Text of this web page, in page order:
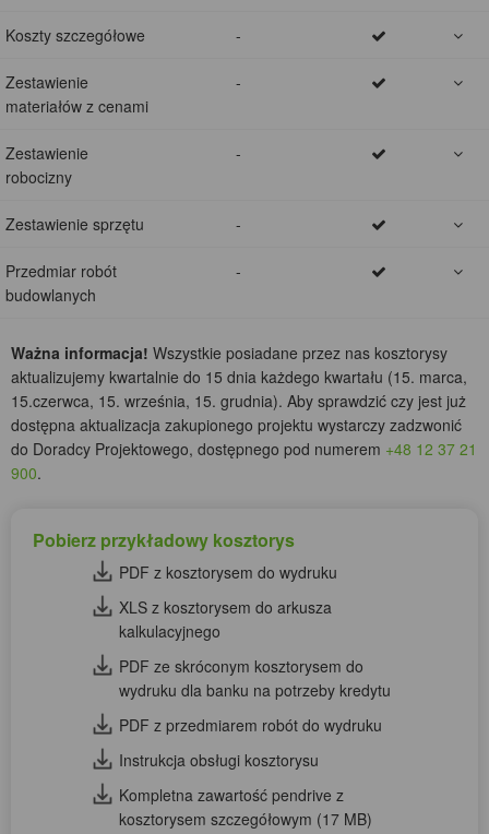
Koszty szczegółowe -
Zestawienie
materiałów z cenami
-
Zestawienie
robocizny
-
Zestawienie sprzętu -
Przedmiar robót
budowlanych
-
Ważna informacja! Wszystkie posiadane przez nas kosztorysy
aktualizujemy kwartalnie do 15 dnia każdego kwartału (15. marca,
15.czerwca, 15. września, 15. grudnia). Aby sprawdzić czy jest już
dostępna aktualizacja zakupionego projektu wystarczy zadzwonić
do Doradcy Projektowego, dostępnego pod numerem +48 12 37 21
900.
Pobierz przykładowy kosztorys
PDF z kosztorysem do wydruku
XLS z kosztorysem do arkusza
kalkulacyjnego
PDF ze skróconym kosztorysem do
wydruku dla banku na potrzeby kredytu
PDF z przedmiarem robót do wydruku
Instrukcja obsługi kosztorysu
Kompletna zawartość pendrive z
kosztorysem szczegółowym (17 MB)